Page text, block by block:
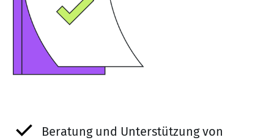
Beratung und Unterstützung von